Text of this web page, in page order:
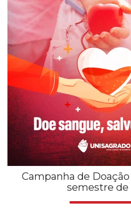
Campanha de Doação
semestre de